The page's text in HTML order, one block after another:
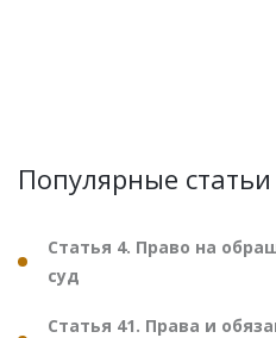
Популярные статьи
Статья 4. Право на
суд
Статья 41. Права и